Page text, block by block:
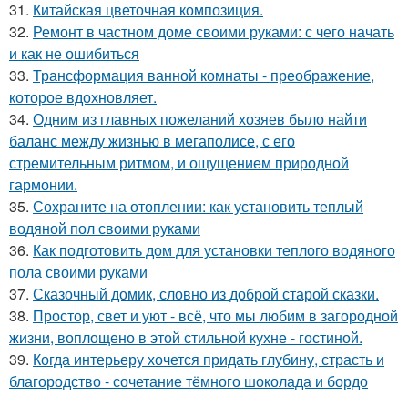
31. Китайская цветочная композиция.
32. Ремонт в частном доме своими руками: с чего начать
и как не ошибиться
33. Трансформация ванной комнаты - преображение,
которое вдохновляет.
34. Одним из главных пожеланий хозяев было найти
баланс между жизнью в мегаполисе, с его
стремительным ритмом, и ощущением природной
гармонии.
35. Сохраните на отоплении: как установить теплый
водяной пол своими руками
36. Как подготовить дом для установки теплого водяного
пола своими руками
37. Сказочный домик, словно из доброй старой сказки.
38. Простор, свет и уют - всё, что мы любим в загородной
жизни, воплощено в этой стильной кухне - гостиной.
39. Когда интерьеру хочется придать глубину, страсть и
благородство - сочетание тёмного шоколада и бордо